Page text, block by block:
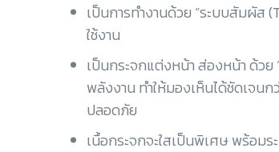
เป็นการทำงานด้วย “ระบบสัมผัส
ใช้งาน
เป็นกระจกแต่งหน้า ส่องหน้า ด้วย
พลังงาน ทำให้มองเห็นได้ชัดเจน
ปลอดภัย
เนื้อกระจกจะใสเป็นพิเศษ พร้อมร